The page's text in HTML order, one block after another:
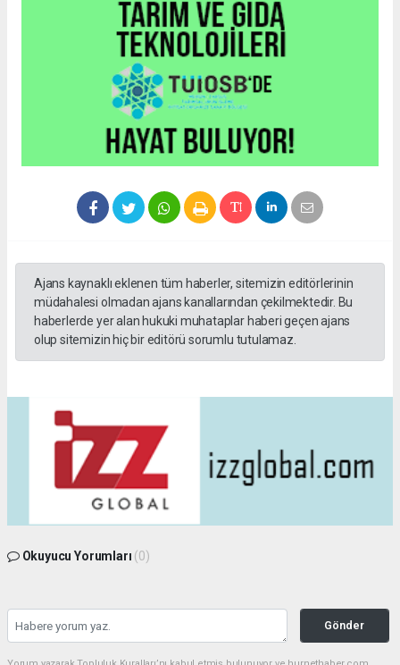
Ajans kaynaklı eklenen tüm haberler, sitemizin editörlerinin
müdahalesi olmadan ajans kanallarından çekilmektedir. Bu
haberlerde yer alan hukuki muhataplar haberi geçen ajans
olup sitemizin hiç bir editörü sorumlu tutulamaz.
Okuyucu Yorumları (0)
Gönder